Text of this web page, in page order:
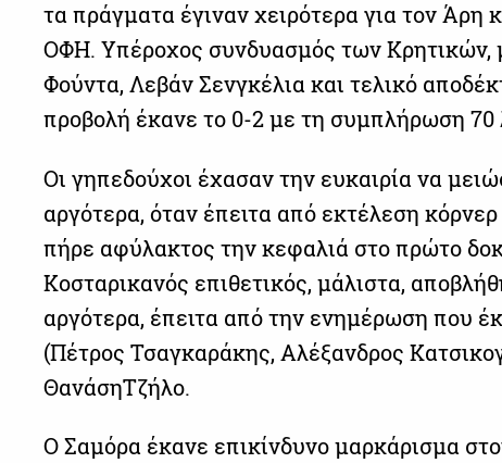
τα πράγματα έγιναν χειρότερα για τον Άρη
ΟΦΗ. Υπέροχος συνδυασμός των Κρητικών,
Φούντα, Λεβάν Σενγκέλια και τελικό
προβολή έκανε το 0-2 με τη συμπλήρωση 70
Οι γηπεδούχοι έχασαν την ευκαιρία να
αργότερα, όταν έπειτα από εκτέλεση
πήρε αφύλακτος την κεφαλιά στο πρώτο
Κοσταρικανός επιθετικός, μάλιστα,
αργότερα, έπειτα από την ενημέρωση που
(Πέτρος Τσαγκαράκης, Αλέξανδρος
ΘανάσηΤζήλο.
Ο Σαμόρα έκανε επικίνδυνο μαρκάρισμα